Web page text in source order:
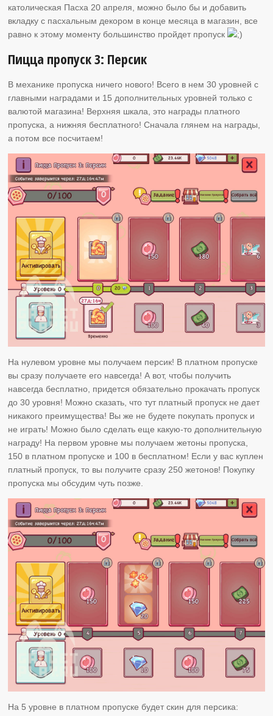
католическая Пасха 20 апреля, можно было бы и добавить
вкладку с пасхальным декором в конце месяца в магазин, все
равно к этому моменту большинство пройдет пропуск
Пицца пропуск 3: Персик
В механике пропуска ничего нового! Всего в нем 30 уровней с
главными наградами и 15 дополнительных уровней только с
валютой магазина! Верхняя шкала, это награды платного
пропуска, а нижняя бесплатного! Сначала глянем на награды,
а потом все посчитаем!
На нулевом уровне мы получаем персик! В платном пропуске
вы сразу получаете его навсегда! А вот, чтобы получить
навсегда бесплатно, придется обязательно прокачать пропуск
до 30 уровня! Можно сказать, что тут платный пропуск не дает
никакого преимущества! Вы же не будете покупать пропуск и
не играть! Можно было сделать еще какую-то дополнительную
награду! На первом уровне мы получаем жетоны пропуска,
150 в платном пропуске и 100 в бесплатном! Если у вас куплен
платный пропуск, то вы получите сразу 250 жетонов! Покупку
пропуска мы обсудим чуть позже.
На 5 уровне в платном пропуске будет скин для персика: